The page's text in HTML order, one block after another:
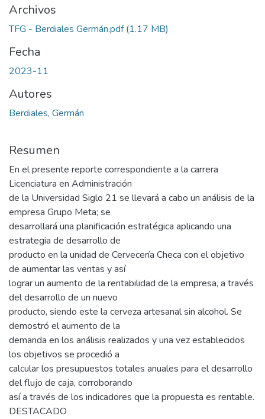
Archivos
TFG - Berdiales Germán.pdf(1.17 MB)
Fecha
2023-11
Autores
Berdiales, Germán
Resumen
En el presente reporte correspondiente a la carrera
Licenciatura en Administración
de la Universidad Siglo 21 se llevará a cabo un análisis de la
empresa Grupo Meta; se
desarrollará una planificación estratégica aplicando una
estrategia de desarrollo de
producto en la unidad de Cervecería Checa con el objetivo
de aumentar las ventas y así
lograr un aumento de la rentabilidad de la empresa, a través
del desarrollo de un nuevo
producto, siendo este la cerveza artesanal sin alcohol. Se
demostró el aumento de la
demanda en los análisis realizados y una vez establecidos
los objetivos se procedió a
calcular los presupuestos totales anuales para el desarrollo
del flujo de caja, corroborando
así a través de los indicadores que la propuesta es rentable.
DESTACADO